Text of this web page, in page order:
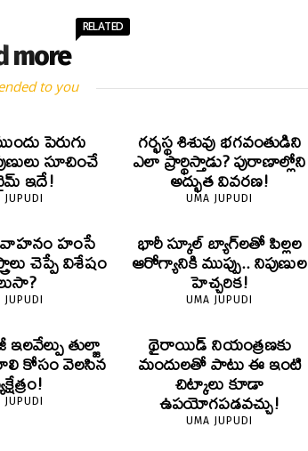
more
RELATED
to you
పెరుగు
సూచించే
ఇదే!
JUPUDI
గర్భస్థ శిశువు భగవంతుడిని
ఎలా ప్రార్థిస్తాడు? పురాణాల్లోని
అద్భుత వివరణ!
UMA JUPUDI
వాహనం హంసే
చెప్పే విశేషం
JUPUDI
భారీ స్కూల్ బ్యాగ్‌లతో పిల్లల
ఆరోగ్యానికి ముప్పు.. నిపుణుల
హెచ్చరిక!
UMA JUPUDI
తుల్జా
కోసం వెలసిన
JUPUDI
థైరాయిడ్ నియంత్రణకు
మందులతో పాటు ఈ ఇంటి
చిట్కాలు కూడా
ఉపయోగపడవచ్చు!
UMA JUPUDI